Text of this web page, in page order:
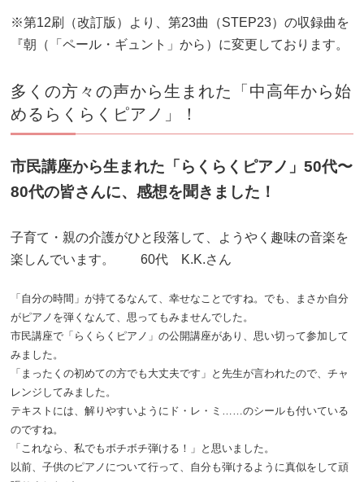
※第12刷（改訂版）より、第23曲（STEP23）の収録曲を
『朝（「ペール・ギュント」から）に変更しております。
多くの方々の声から生まれた「中高年から始
めるらくらくピアノ」！
市民講座から生まれた「らくらくピアノ」50代〜
80代の皆さんに、感想を聞きました！
子育て・親の介護がひと段落して、ようやく趣味の音楽を
楽しんでいます。 60代 K.K.さん
「自分の時間」が持てるなんて、幸せなことですね。でも、まさか自分
がピアノを弾くなんて、思ってもみませんでした。
市民講座で「らくらくピアノ」の公開講座があり、思い切って参加して
みました。
「まったくの初めての方でも大丈夫です」と先生が言われたので、チャ
レンジしてみました。
テキストには、解りやすいようにド・レ・ミ……のシールも付いている
のですね。
「これなら、私でもボチボチ弾ける！」と思いました。
以前、子供のピアノについて行って、自分も弾けるように真似をして頑